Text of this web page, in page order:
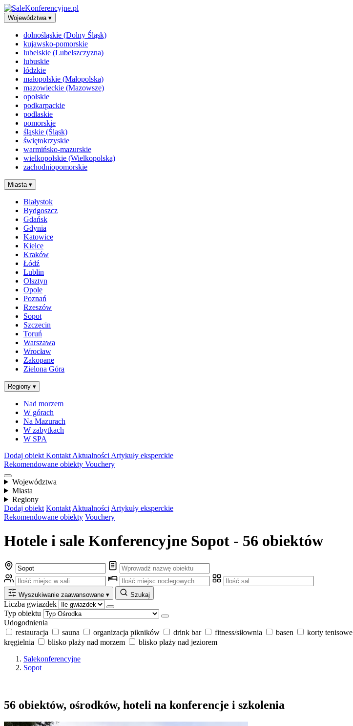
Województwa ▾
dolnośląskie (Dolny Śląsk)
kujawsko-pomorskie
lubelskie (Lubelszczyzna)
lubuskie
łódzkie
małopolskie (Małopolska)
mazowieckie (Mazowsze)
opolskie
podkarpackie
podlaskie
pomorskie
śląskie (Śląsk)
świętokrzyskie
warmińsko-mazurskie
wielkopolskie (Wielkopolska)
zachodniopomorskie
Miasta ▾
Białystok
Bydgoszcz
Gdańsk
Gdynia
Katowice
Kielce
Kraków
Łódź
Lublin
Olsztyn
Opole
Poznań
Rzeszów
Sopot
Szczecin
Toruń
Warszawa
Wrocław
Zakopane
Zielona Góra
Regiony ▾
Nad morzem
W górach
Na Mazurach
W zabytkach
W SPA
Dodaj obiekt Kontakt Aktualności Artykuły eksperckie
Rekomendowane obiekty Vouchery
Województwa
Miasta
Regiony
Dodaj obiekt Kontakt Aktualności Artykuły eksperckie
Rekomendowane obiekty Vouchery
Hotele i sale Konferencyjne Sopot - 56 obiektów
Wyszukiwanie zaawansowane ▾ Szukaj
Liczba gwiazdek
Typ obiektu
Udogodnienia
restauracja
sauna organizacja pikników drink bar fitness/siłownia basen korty tenisowe
kręgielnia
blisko plaży nad morzem
blisko plaży nad jeziorem
Salekonferencyjne
Sopot
56 obiektów, ośrodków, hoteli na konferencje i szkolenia